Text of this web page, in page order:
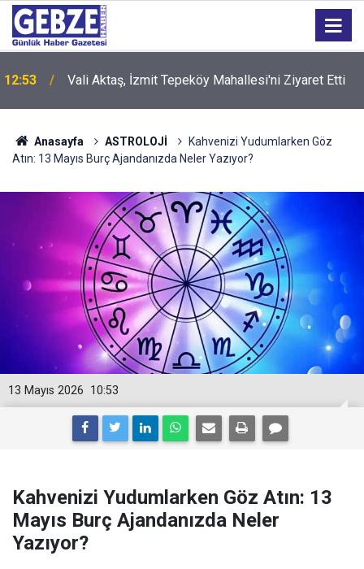
12:38 Otomobil yayalara çarptı: 2 yaralı
Anasayfa ASTROLOJİ
Kahvenizi Yudumlarken Göz
Atın: 13 Mayıs Burç Ajandanızda Neler Yazıyor?
10:53
13 Mayıs 2026
Kahvenizi Yudumlarken Göz Atın: 13
Mayıs Burç Ajandanızda Neler
Yazıyor?